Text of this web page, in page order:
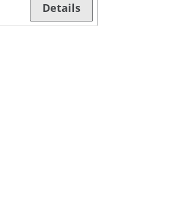
Details